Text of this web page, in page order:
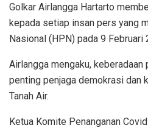
Golkar Airlangga Hartarto
kepada setiap insan pers yang
Nasional (HPN) pada 9 Februari
Airlangga mengaku,
penting penjaga demokrasi dan
Tanah Air.
Ketua Komite Penanganan